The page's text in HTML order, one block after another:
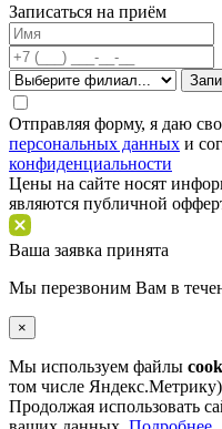
Записаться на приём
Отправляя форму, я даю
персональных данных и
конфиденциальности
Цены на сайте носят
являются публичной
Ваша заявка принята
Мы перезвоним Вам в
×
Мы используем файлы
том числе
Продолжая использовать